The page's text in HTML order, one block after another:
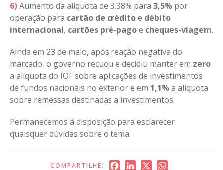
6)Aumento da alíquota de 3,38% para 3,5% por
operação para cartão de créditoe débito
internacional, cartões pré-pagoe cheques-viagem.
Ainda em 23 de maio, após reação negativa do
marcado, o governo recuou e decidiu manter em zero
a alíquota do IOF sobre aplicações de investimentos
de fundos nacionais no exterior e em 1,1%a alíquota
sobre remessas destinadas a investimentos.
Permanecemos à disposição para esclarecer
quaisquer dúvidas sobre o tema.
COMPARTILHE: FacebookLinkedIn